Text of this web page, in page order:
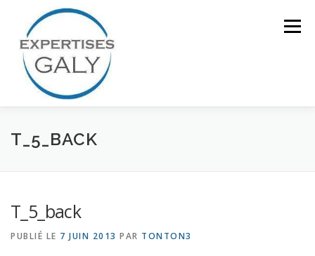
contenu
Menu
ACCUEIL NOTRE EXPERTISE
T_5_BACK
T_5_back
PUBLIÉ LE 7 JUIN 2013 PAR TONTON3